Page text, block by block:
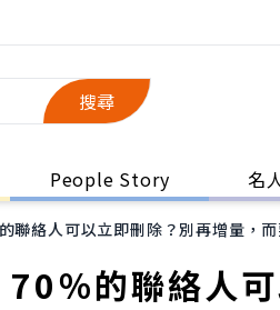
搜尋
People Story 名
聯絡人可以立即刪除？別再增量，
％的聯絡人